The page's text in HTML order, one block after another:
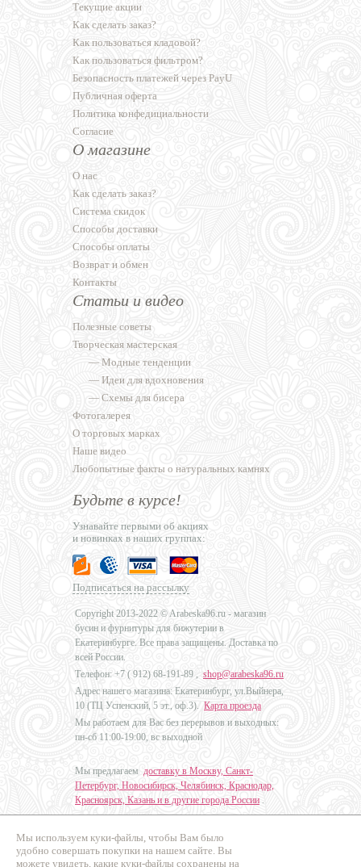
Мы используем куки-файлы, чтобы Вам было
удобно совершать покупки на нашем сайте. Вы
можете увидеть, какие куки-файлы сохранены на
Текущие акции
Как сделать заказ?
Как пользоваться кладовой?
Как пользоваться фильтром?
Безопасность платежей через PayU
Публичная оферта
Политика конфедициальности
Согласие
О магазине
О нас
Как сделать заказ?
Система скидок
Способы доставки
Способы оплаты
Возврат и обмен
Контакты
Статьи и видео
Полезные советы
Творческая мастерская
— Модные тенденции
— Идеи для вдохновения
— Схемы для бисера
Фотогалерея
О торговых марках
Наше видео
Любопытные факты о натуральных камнях
Будьте в курсе!
Узнавайте первыми об акциях
и новинках в наших группах:
Подписаться на рассылку
Copyright 2013-2022 © Arabeska96.ru - магазин
бусин и фурнитуры для бижутерии в
Екатеринбурге. Все права защищены. Доставка по
всей России.
Телефон: +7 ( 912) 68-191-89 , shop@arabeska96.ru
Адрес нашего магазина: Екатеринбург, ул.Выйнера,
10 (ТЦ Успенский, 5 эт., оф.3). Карта проезда
Мы работаем для Вас без перерывов и выходных:
пн-сб 11:00-19:00, вс выходной
Мы предлагаем доставку в Москву, Санкт-
Петербург, Новосибирск, Челябинск, Краснодар,
Красноярск, Казань и в другие города России .
Дизайн - Наталья Мальцева